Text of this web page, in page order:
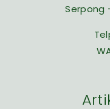
Serpong